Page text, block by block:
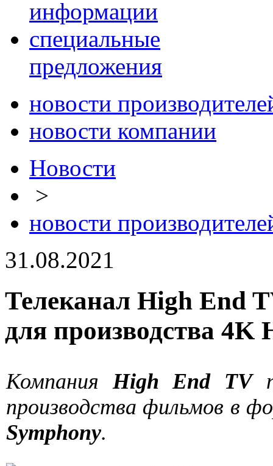
информации
специальные
предложения
новости
новости компании
Новости
>
новости
31.08.2021
Телеканал High End
для производства 4K
КомпанияHigh End TV
производства фильмов в
Symphony.